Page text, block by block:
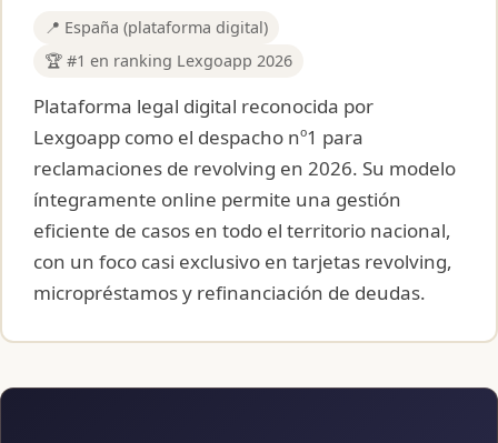
📍 España (plataforma digital)
🏆 #1 en ranking Lexgoapp 2026
Plataforma legal digital reconocida por
Lexgoapp como el despacho nº1 para
reclamaciones de revolving en 2026. Su modelo
íntegramente online permite una gestión
eficiente de casos en todo el territorio nacional,
con un foco casi exclusivo en tarjetas revolving,
micropréstamos y refinanciación de deudas.